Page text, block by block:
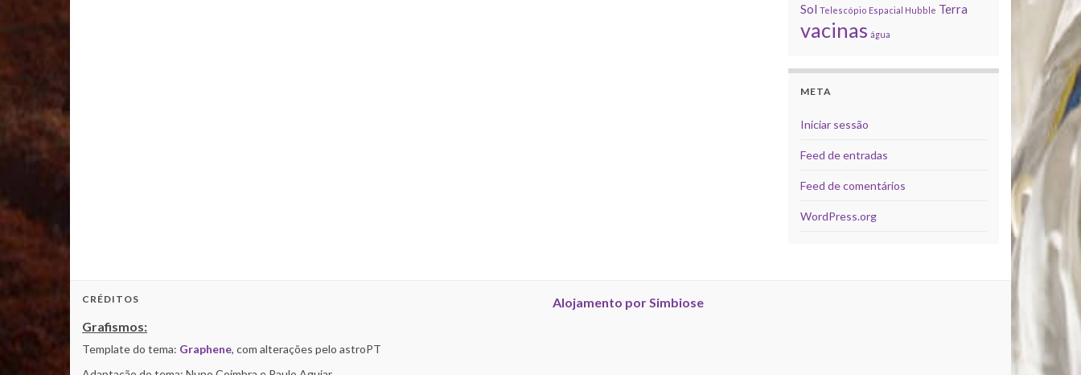
Sol Telescópio Espacial Hubble Terra
vacinas água
META
Iniciar sessão
Feed de entradas
Feed de comentários
WordPress.org
CRÉDITOS
Grafismos:
Template do tema: Graphene, com alterações pelo astroPT
Alojamento por Simbiose